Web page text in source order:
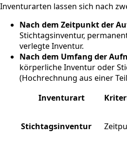
Inventurarten lassen sich nach
Nach dem Zeitpunkt der
Stichtagsinventur,
verlegte Inventur.
Nach dem Umfang der
körperliche Inventur oder
(Hochrechnung aus einer
Inventurart
Stichtagsinventur